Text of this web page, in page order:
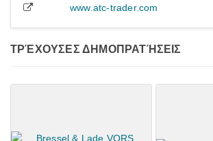
www.atc-trader.com
ΤΡΈΧΟΥΣΕΣ ΔΗΜΟΠΡΑΤΉΣΕΙΣ